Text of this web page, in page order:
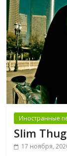
Иностранные
Slim
17 ноября,